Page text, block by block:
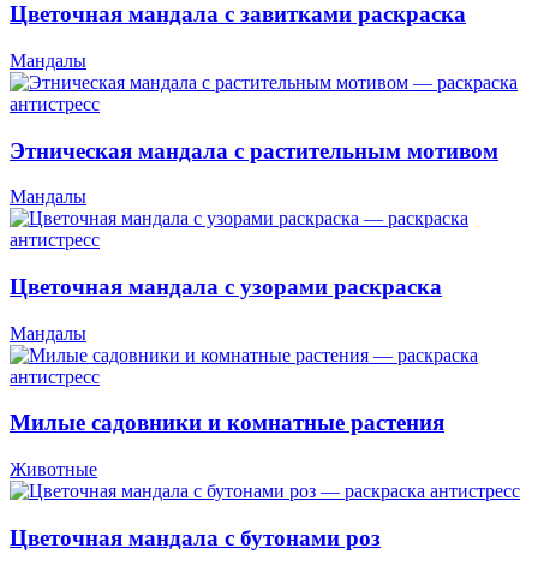
Цветочная мандала с завитками раскраска
Мандалы
Этническая мандала с растительным мотивом
Мандалы
Цветочная мандала с узорами раскраска
Мандалы
Милые садовники и комнатные растения
Животные
Цветочная мандала с бутонами роз